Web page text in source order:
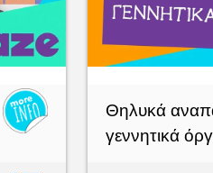
Θηλυκά
γεννητικά